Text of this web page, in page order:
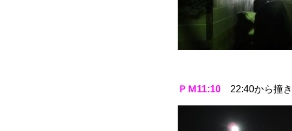
ＰＭ11:10 22:40から撞き